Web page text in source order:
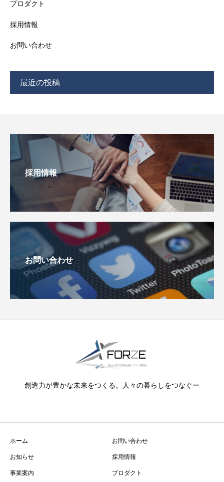
プロダクト
採用情報
お問い合わせ
最近の投稿
採用情報
お問い合わせ
創造力が豊かな未来をつくる。人々の暮らしをつなぐー
ホーム お問い合わせ
お知らせ 採用情報
事業案内 プロダクト